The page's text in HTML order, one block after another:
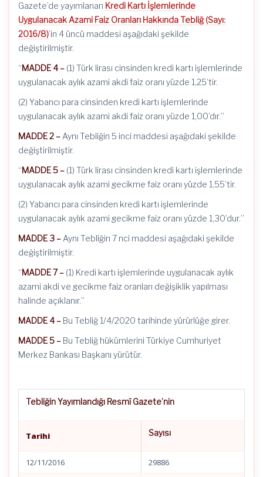
Gazete’de yayımlanan Kredi Kartı İşlemlerinde
Uygulanacak Azami Faiz Oranları Hakkında Tebliğ (Sayı:
2016/8)’in 4 üncü maddesi aşağıdaki şekilde
değiştirilmiştir.
“MADDE 4 – (1) Türk lirası cinsinden kredi kartı işlemlerinde
uygulanacak aylık azami akdi faiz oranı yüzde 1,25’tir.
(2) Yabancı para cinsinden kredi kartı işlemlerinde
uygulanacak aylık azami akdi faiz oranı yüzde 1,00’dır.”
MADDE 2 – Aynı Tebliğin 5 inci maddesi aşağıdaki şekilde
değiştirilmiştir.
“MADDE 5 – (1) Türk lirası cinsinden kredi kartı işlemlerinde
uygulanacak aylık azami gecikme faiz oranı yüzde 1,55’tir.
(2) Yabancı para cinsinden kredi kartı işlemlerinde
uygulanacak aylık azami gecikme faiz oranı yüzde 1,30’dur.”
MADDE 3 – Aynı Tebliğin 7 nci maddesi aşağıdaki şekilde
değiştirilmiştir.
“MADDE 7 – (1) Kredi kartı işlemlerinde uygulanacak aylık
azami akdi ve gecikme faiz oranları değişiklik yapılması
halinde açıklanır.”
MADDE 4 – Bu Tebliğ 1/4/2020 tarihinde yürürlüğe girer.
MADDE 5 – Bu Tebliğ hükümlerini Türkiye Cumhuriyet
Merkez Bankası Başkanı yürütür.
Tebliğin Yayımlandığı Resmî Gazete’nin
Tarihi Sayısı
12/11/2016 29886